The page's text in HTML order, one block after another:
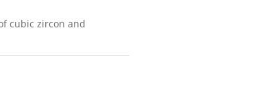
cubic zircon and